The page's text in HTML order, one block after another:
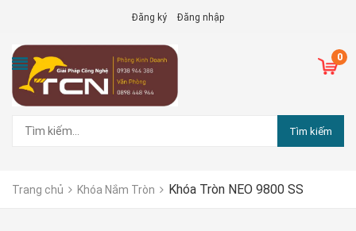
Đăng ký Đăng nhập
0
Tìm kiếm
Trang chủ Khóa Nắm Tròn Khóa Tròn NEO 9800 SS